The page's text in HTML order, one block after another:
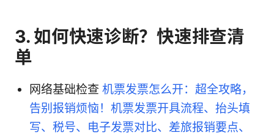
3. 如何快速诊断？快速排查清
单
网络基础检查 机票发票怎么开：超全攻略，
告别报销烦恼！机票发票开具流程、抬头填
写、税号、电子发票对比、差旅报销要点、